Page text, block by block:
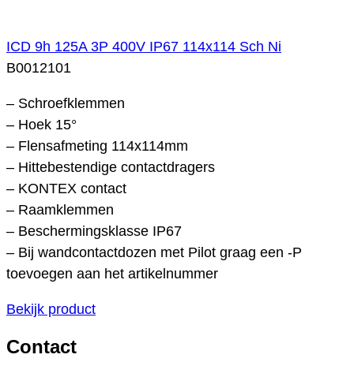
ICD 9h 125A 3P 400V IP67 114x114 Sch Ni
B0012101
– Schroefklemmen
– Hoek 15°
– Flensafmeting 114x114mm
– Hittebestendige contactdragers
– KONTEX contact
– Raamklemmen
– Beschermingsklasse IP67
– Bij wandcontactdozen met Pilot graag een -P
toevoegen aan het artikelnummer
Bekijk product
Contact